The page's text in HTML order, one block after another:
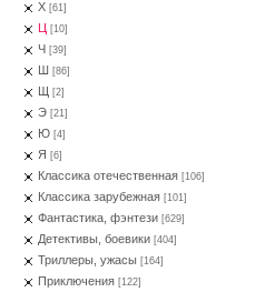
Х [61]
Ц [10]
Ч [39]
Ш [86]
Щ [2]
Э [21]
Ю [4]
Я [6]
Классика отечественная [106]
Классика зарубежная [101]
Фантастика, фэнтези [629]
Детективы, боевики [404]
Триллеры, ужасы [164]
Приключения [122]